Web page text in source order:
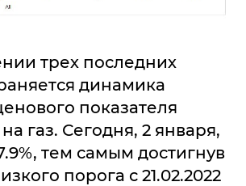
трех последних
динамика
показателя
газ. Сегодня, 2 января,
тем самым достигнув
порога с 21.02.2022